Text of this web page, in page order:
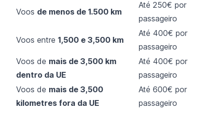
Voos de menos de 1.500 km
Até 250€ por
passageiro
Voos entre 1,500 e 3,500 km
Até 400€ por
passageiro
Voos de mais de 3,500 km
dentro da UE
Até 400€ por
passageiro
Voos de mais de 3,500
kilometres fora da UE
Até 600€ por
passageiro